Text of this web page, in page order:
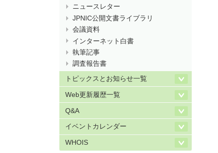
ニュースレター
JPNIC公開文書ライブラリ
会議資料
インターネット白書
執筆記事
調査報告書
トピックスとお知らせ一覧
Web更新履歴一覧
Q&A
イベントカレンダー
WHOIS